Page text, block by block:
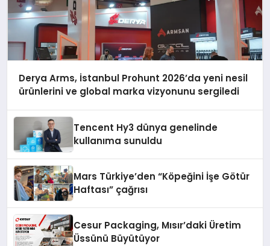
Derya Arms, İstanbul Prohunt 2026’da yeni nesil
ürünlerini ve global marka vizyonunu sergiledi
Tencent Hy3 dünya genelinde
kullanıma sunuldu
Mars Türkiye’den “Köpeğini İşe Götür
Haftası” çağrısı
Cesur Packaging, Mısır’daki Üretim
Üssünü Büyütüyor